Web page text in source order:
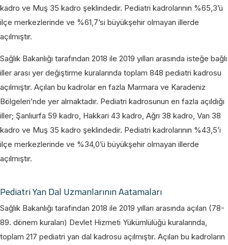
kadro ve Muş 35 kadro şeklindedir. Pediatri kadrolarının %65,3’ü
ilçe merkezlerinde ve %61,7’si büyükşehir olmayan illerde
açılmıştır.
Sağlık Bakanlığı tarafından 2018 ile 2019 yılları arasında isteğe bağlı
iller arası yer değiştirme kuralarında toplam 848 pediatri kadrosu
açılmıştır. Açılan bu kadrolar en fazla Marmara ve Karadeniz
Bölgeleri’nde yer almaktadır. Pediatri kadrosunun en fazla açıldığı
iller; Şanlıurfa 59 kadro, Hakkari 43 kadro, Ağrı 38 kadro, Van 38
kadro ve Muş 35 kadro şeklindedir. Pediatri kadrolarının %43,5’i
ilçe merkezlerinde ve %34,0’ü büyükşehir olmayan illerde
açılmıştır.
Pediatri Yan Dal Uzmanlarının Aatamaları
Sağlık Bakanlığı tarafından 2018 ile 2019 yılları arasında açılan (78-
89. dönem kuraları) Devlet Hizmeti Yükümlülüğü kuralarında,
toplam 217 pediatri yan dal kadrosu açılmıştır. Açılan bu kadroların